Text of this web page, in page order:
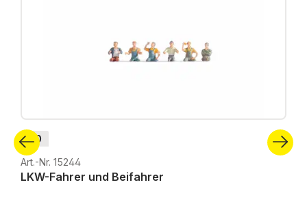
H0
Art.-Nr. 15244
LKW-Fahrer und Beifahrer